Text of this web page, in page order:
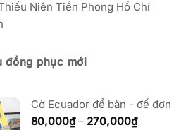
Niên Tiền Phong Hồ Chí
đồng phục mới
Cờ Ecuador để bàn - đế đơn
80,000₫ – 270,000₫Khoảng